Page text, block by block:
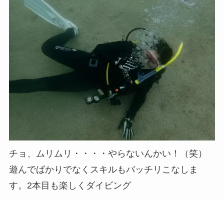
チョ、ムリムリ・・・・やらないんかい！（笑）
遊んでばかりでなくスキルもバッチリこなしま
す。2本目も楽しくダイビング